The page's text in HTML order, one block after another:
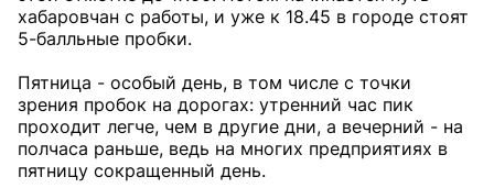
хабаровчан с работы, и уже к 18.45 в городе стоят
5-балльные пробки.
Пятница - особый день, в том числе с точки
зрения пробок на дорогах: утренний час пик
проходит легче, чем в другие дни, а вечерний - на
полчаса раньше, ведь на многих предприятиях в
пятницу сокращенный день.